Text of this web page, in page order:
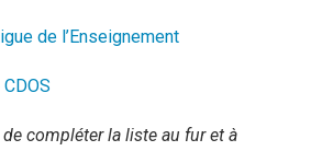
de l’Enseignement
CDOS
compléter la liste au fur et à